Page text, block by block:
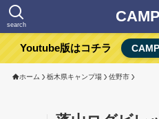
search
Youtube版はコチラ
ホーム 栃木県キャンプ場 佐野市